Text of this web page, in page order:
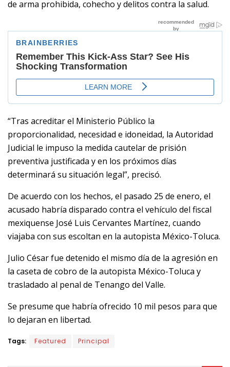
de arma prohibida, cohecho y delitos contra la salud.
“Tras acreditar el Ministerio Público la
proporcionalidad, necesidad e idoneidad, la Autoridad
Judicial le impuso la medida cautelar de prisión
preventiva justificada y en los próximos días
determinará su situación legal”, precisó.
De acuerdo con los hechos, el pasado 25 de enero, el
acusado habría disparado contra el vehículo del fiscal
mexiquense José Luis Cervantes Martínez, cuando
viajaba con sus escoltan en la autopista México-Toluca.
Julio César fue detenido el mismo día de la agresión en
la caseta de cobro de la autopista México-Toluca y
trasladado al penal de Tenango del Valle.
Se presume que habría ofrecido 10 mil pesos para que
lo dejaran en libertad.
Tags: Featured Principal